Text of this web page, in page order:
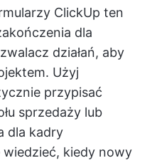
ClickUp ten
dla
działań, aby
Użyj
przypisać
sprzedaży lub
dla kadry
kiedy nowy